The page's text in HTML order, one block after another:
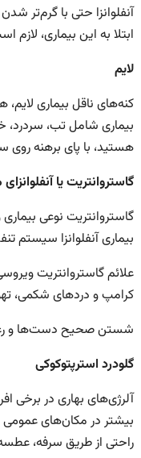
آنفلوانزا حتی با گرم‌تر
ابتلا به این بیماری،
لایم
کنه‌های ناقل بیماری
بیماری شامل تب،
هستید، با پای برهنه روی
گاستروانتریت یا
گاستروانتریت نوعی
بیماری آنفلوانزا سیستم
علائم گاستروانتریت
کرامپ و دردهای شکمی،
شستن صحیح دست‌ها و
گلودرد استرپتوکوکی
آلرژی‌های بهاری در برخی
بیشتر در مکان‌های عمومی
راحتی از طریق سرفه،